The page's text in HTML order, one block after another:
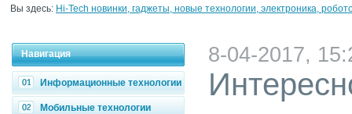
Вы здесь: Hi-Tech новинки, гаджеты, новые технологии, электроника,
Навигация
Информационные технологии
Мобильные технологии
8-04-2017,